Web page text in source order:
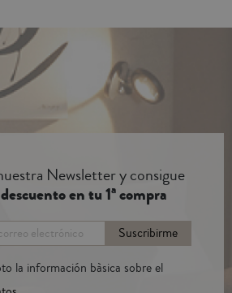
Newsletter y consigue
en tu 1ª compra
Suscribirme
la información bàsica sobre el